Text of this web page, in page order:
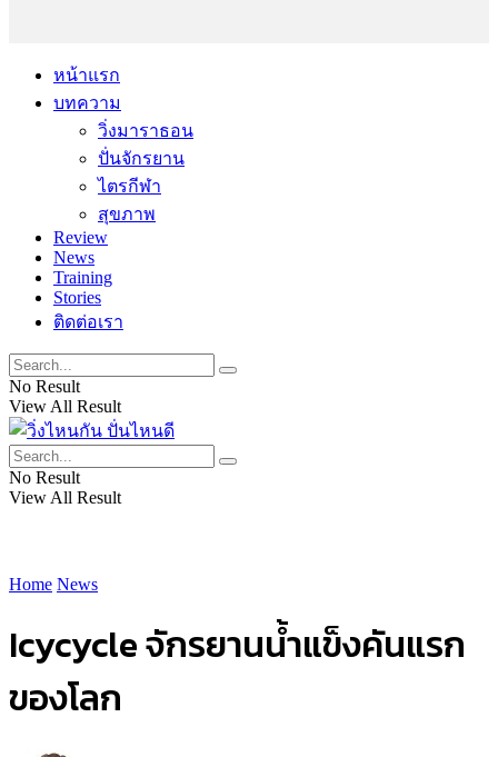
หน้าแรก
บทความ
วิ่งมาราธอน
ปั่นจักรยาน
ไตรกีฬา
สุขภาพ
Review
News
Training
Stories
ติดต่อเรา
No Result
View All Result
No Result
View All Result
Home News
Icycycle จักรยานน้ำแข็งคันแรก
ของโลก